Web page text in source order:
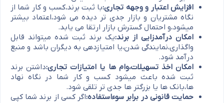
افزایش اعتبار و وجهه تجاری:با ثبت برند،کسب و کار شما از
نگاه مشتریان و بازار جدی تر دیده می شود،اعتماد بیشتر
میشود،و احتمال گسترش بازار ارتقا می یابد.
امکان درآمدزایی از برند:یک برند ثبت شده میتواند قابل
واگذاری،نمایندگی شدن،یا امتیازدهی به دیگران باشد و منبع
درآمد شود.
امکان اخذ تسهیلات،وام ها یا امتیازات تجاری:داشتن برند
ثبت شده باعث میشود کسب و کار شما در نگاه نهاد
ها،بانک ها یا بزرگتر ها جدی تر تلقی شود.
حمایت قانونی در برابر سوءاستفاده:اگر کسی از برند شما کپی